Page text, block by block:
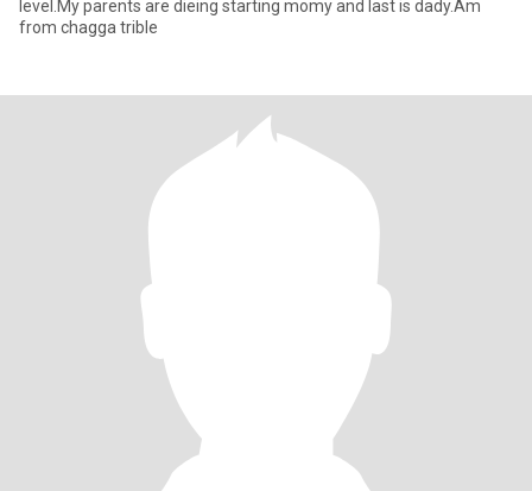
level.My parents are dieing starting momy and last is dady.Am
from chagga trible